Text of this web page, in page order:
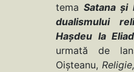
temaSatana şi
dualismului
Haşdeu la
urmată de
Oişteanu,